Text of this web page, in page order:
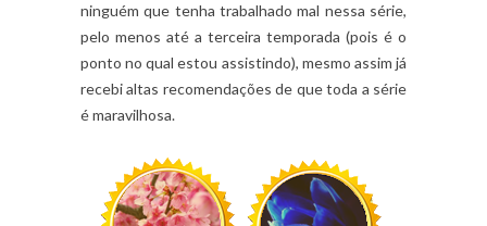
ninguém que tenha trabalhado mal nessa série,
pelo menos até a terceira temporada (pois é o
ponto no qual estou assistindo), mesmo assim já
recebi altas recomendações de que toda a série
é maravilhosa.